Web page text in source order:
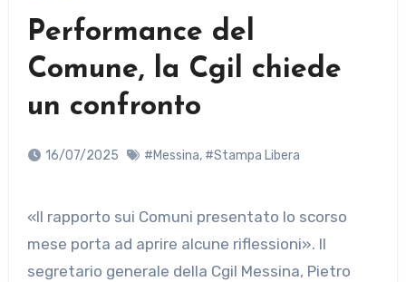
Performance del
Comune, la Cgil chiede
un confronto
16/07/2025 #Messina, #Stampa Libera
«Il rapporto sui Comuni presentato lo scorso
mese porta ad aprire alcune riflessioni». Il
segretario generale della Cgil Messina, Pietro